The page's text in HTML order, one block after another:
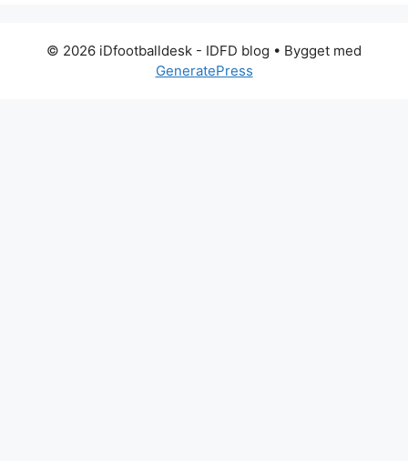
© 2026 iDfootballdesk - IDFD blog • Bygget med
GeneratePress